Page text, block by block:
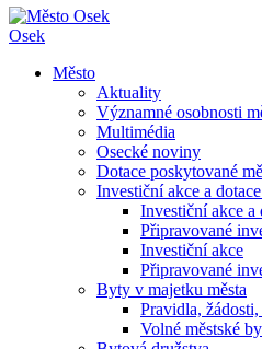
Osek
Město
Aktuality
Významné osobnosti
Multimédia
Osecké noviny
Dotace poskytované
Investiční akce a
Investiční akce a
Připravované
Investiční akce
Připravované
Byty v majetku města
Pravidla,
Volné městské